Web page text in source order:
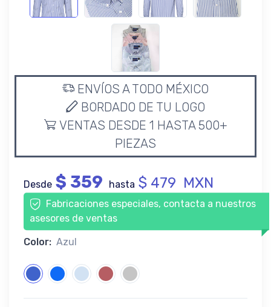
ENVÍOS A TODO MÉXICO
BORDADO DE TU LOGO
VENTAS DESDE 1 HASTA 500+
PIEZAS
Desde $ 359 hasta $ 479 MXN
Fabricaciones especiales, contacta a nuestros
asesores de ventas
Color: Azul